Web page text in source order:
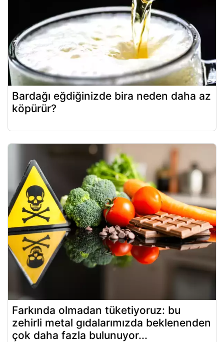
Bardağı eğdiğinizde bira neden daha az
köpürür?
Farkında olmadan tüketiyoruz: bu
zehirli metal gıdalarımızda beklenenden
çok daha fazla bulunuyor...